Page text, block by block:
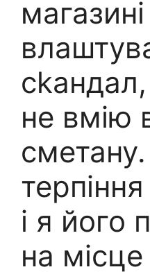
магазині
не вмію
і я його
на місце